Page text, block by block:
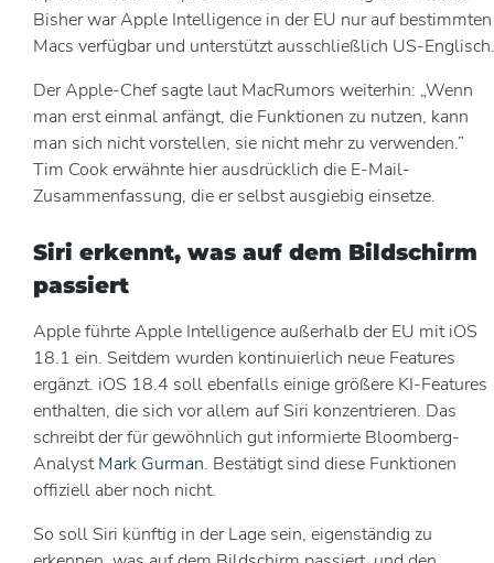
Bisher war Apple Intelligence in der EU nur auf bestimmten
Macs verfügbar und unterstützt ausschließlich US-Englisch.
Der Apple-Chef sagte laut MacRumors weiterhin: „Wenn
man erst einmal anfängt, die Funktionen zu nutzen, kann
man sich nicht vorstellen, sie nicht mehr zu verwenden.”
Tim Cook erwähnte hier ausdrücklich die E-Mail-
Zusammenfassung, die er selbst ausgiebig einsetze.
Siri erkennt, was auf dem Bildschirm
passiert
Apple führte Apple Intelligence außerhalb der EU mit iOS
18.1 ein. Seitdem wurden kontinuierlich neue Features
ergänzt. iOS 18.4 soll ebenfalls einige größere KI-Features
enthalten, die sich vor allem auf Siri konzentrieren. Das
schreibt der für gewöhnlich gut informierte Bloomberg-
AnalystMark Gurman. Bestätigt sind diese Funktionen
offiziell aber noch nicht.
So soll Siri künftig in der Lage sein, eigenständig zu